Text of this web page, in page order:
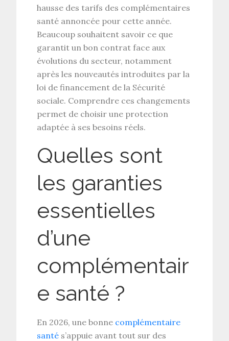
hausse des tarifs des complémentaires
santé annoncée pour cette année.
Beaucoup souhaitent savoir ce que
garantit un bon contrat face aux
évolutions du secteur, notamment
après les nouveautés introduites par la
loi de financement de la Sécurité
sociale. Comprendre ces changements
permet de choisir une protection
adaptée à ses besoins réels.
Quelles sont
les garanties
essentielles
d’une
complémentair
e santé ?
En 2026, une bonne complémentaire
santé s’appuie avant tout sur des